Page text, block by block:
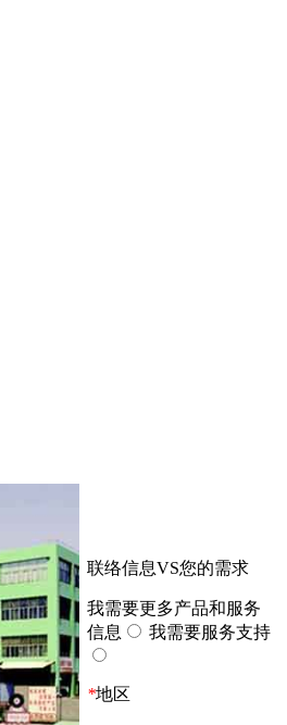
联络信息VS您的需求
我需要更多产品和服务
信息
我需要服务支持
*地区